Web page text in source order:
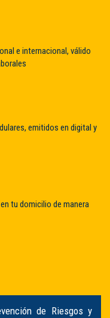
e internacional, válido
emitidos en digital y
tu domicilio de manera
de Riesgos y